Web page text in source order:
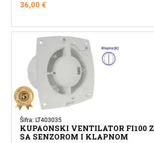
36,00€
Šifra: LT403035
KUPAONSKI VENTILATOR FI100
SA SENZOROM I KLAPNOM